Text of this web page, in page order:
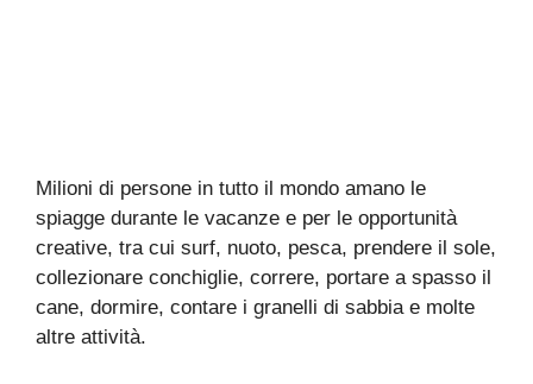
Milioni di persone in tutto il mondo amano le
spiagge durante le vacanze e per le opportunità
creative, tra cui surf, nuoto, pesca, prendere il sole,
collezionare conchiglie, correre, portare a spasso il
cane, dormire, contare i granelli di sabbia e molte
altre attività.